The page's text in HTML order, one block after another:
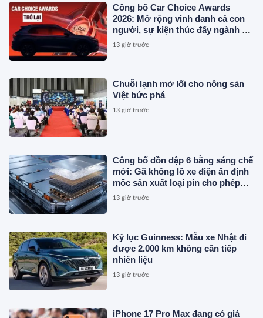
Công bố Car Choice Awards
2026: Mở rộng vinh danh cả con
người, sự kiện thúc đẩy ngành xe
Việt Nam
13 giờ trước
Chuỗi lạnh mở lối cho nông sản
Việt bức phá
13 giờ trước
Công bố dồn dập 6 bằng sáng chế
mới: Gã khổng lồ xe điện ấn định
mốc sản xuất loại pin cho phép
sạc 1 lần đi từ Hà Nội đến TP.HCM
13 giờ trước
Kỷ lục Guinness: Mẫu xe Nhật đi
được 2.000 km không cần tiếp
nhiên liệu
13 giờ trước
iPhone 17 Pro Max đang có giá